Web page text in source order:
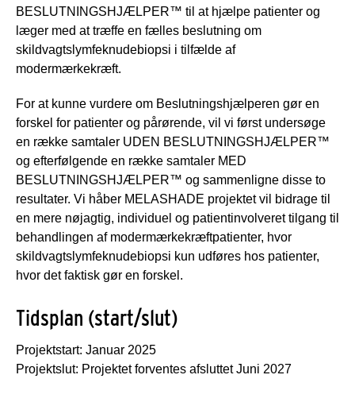
BESLUTNINGSHJÆLPER™ til at hjælpe patienter og
læger med at træffe en fælles beslutning om
skildvagtslymfeknudebiopsi i tilfælde af
modermærkekræft.
For at kunne vurdere om Beslutningshjælperen gør en
forskel for patienter og pårørende, vil vi først undersøge
en række samtaler UDEN BESLUTNINGSHJÆLPER™
og efterfølgende en række samtaler MED
BESLUTNINGSHJÆLPER™ og sammenligne disse to
resultater. Vi håber MELASHADE projektet vil bidrage til
en mere nøjagtig, individuel og patientinvolveret tilgang til
behandlingen af modermærkekræftpatienter, hvor
skildvagtslymfeknudebiopsi kun udføres hos patienter,
hvor det faktisk gør en forskel.
Tidsplan (start/slut)
Projektstart: Januar 2025
Projektslut: Projektet forventes afsluttet Juni 2027